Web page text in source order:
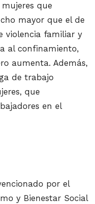
mujeres que
mayor que el de
violencia familiar y
al confinamiento,
aumenta. Además,
de trabajo
que
en el
por el
y Bienestar Social